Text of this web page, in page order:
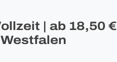
| ab 18,50 €